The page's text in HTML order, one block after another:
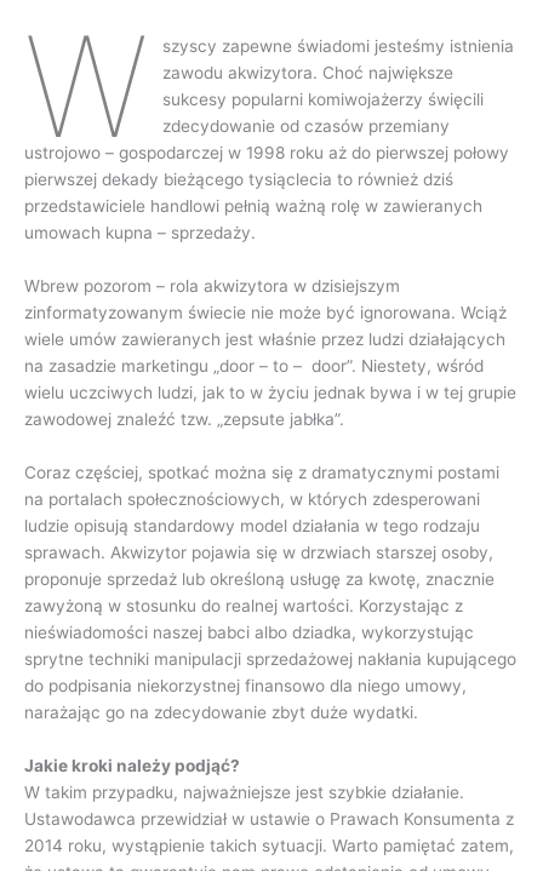
W
szyscy zapewne świadomi jesteśmy istnienia
zawodu akwizytora. Choć największe
sukcesy popularni komiwojażerzy święcili
zdecydowanie od czasów przemiany
ustrojowo – gospodarczej w 1998 roku aż do pierwszej połowy
pierwszej dekady bieżącego tysiąclecia to również dziś
przedstawiciele handlowi pełnią ważną rolę w zawieranych
umowach kupna – sprzedaży.
Wbrew pozorom – rola akwizytora w dzisiejszym
zinformatyzowanym świecie nie może być ignorowana. Wciąż
wiele umów zawieranych jest właśnie przez ludzi działających
na zasadzie marketingu „door – to – door”. Niestety, wśród
wielu uczciwych ludzi, jak to w życiu jednak bywa i w tej grupie
zawodowej znaleźć tzw. „zepsute jabłka”.
Coraz częściej, spotkać można się z dramatycznymi postami
na portalach społecznościowych, w których zdesperowani
ludzie opisują standardowy model działania w tego rodzaju
sprawach. Akwizytor pojawia się w drzwiach starszej osoby,
proponuje sprzedaż lub określoną usługę za kwotę, znacznie
zawyżoną w stosunku do realnej wartości. Korzystając z
nieświadomości naszej babci albo dziadka, wykorzystując
sprytne techniki manipulacji sprzedażowej nakłania kupującego
do podpisania niekorzystnej finansowo dla niego umowy,
narażając go na zdecydowanie zbyt duże wydatki.
Jakie kroki należy podjąć?
W takim przypadku, najważniejsze jest szybkie działanie.
Ustawodawca przewidział w ustawie o Prawach Konsumenta z
2014 roku, wystąpienie takich sytuacji. Warto pamiętać zatem,